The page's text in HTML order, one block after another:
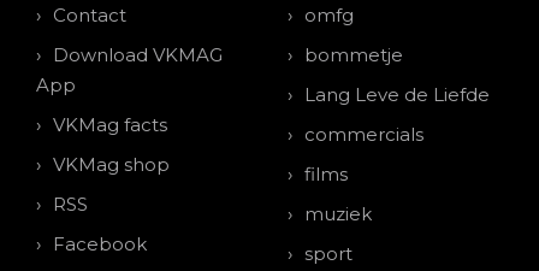
Contact
Download VKMAG
App
VKMag facts
VKMag shop
RSS
Facebook
omfg
bommetje
Lang Leve de Liefde
commercials
films
muziek
sport